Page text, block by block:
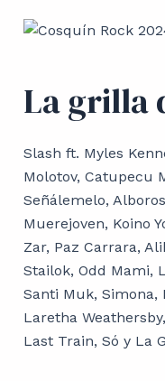
La grilla
Slash ft. Myles
Molotov, Catupecu
Señálemelo,
Muerejoven, Koino
Zar, Paz Carrara,
Stailok, Odd Mami,
Santi Muk, Simona,
Laretha
Last Train, Só y La